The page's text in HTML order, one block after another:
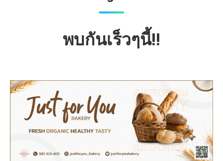
พบกันเร็วๆนี้!!